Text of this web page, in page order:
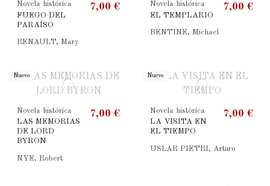
Novela histórica
FUEGO DEL
PARAÍSO
7,00 €
RENAULT, Mary
Novela histórica
EL TEMPLARIO
7,00 €
BENTINE, Michael
Nuevo
Novela histórica
LAS MEMORIAS
DE LORD
BYRON
7,00 €
NYE, Robert
Nuevo
Novela histórica
LA VISITA EN
EL TIEMPO
7,00 €
USLAR PIETRI, Arturo